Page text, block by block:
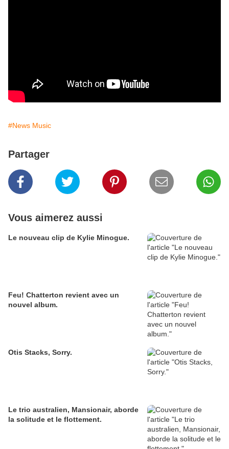
#News Music
Partager
Vous aimerez aussi
Le nouveau clip de Kylie Minogue.
Feu! Chatterton revient avec un
nouvel album.
Otis Stacks, Sorry.
Le trio australien, Mansionair, aborde
la solitude et le flottement.